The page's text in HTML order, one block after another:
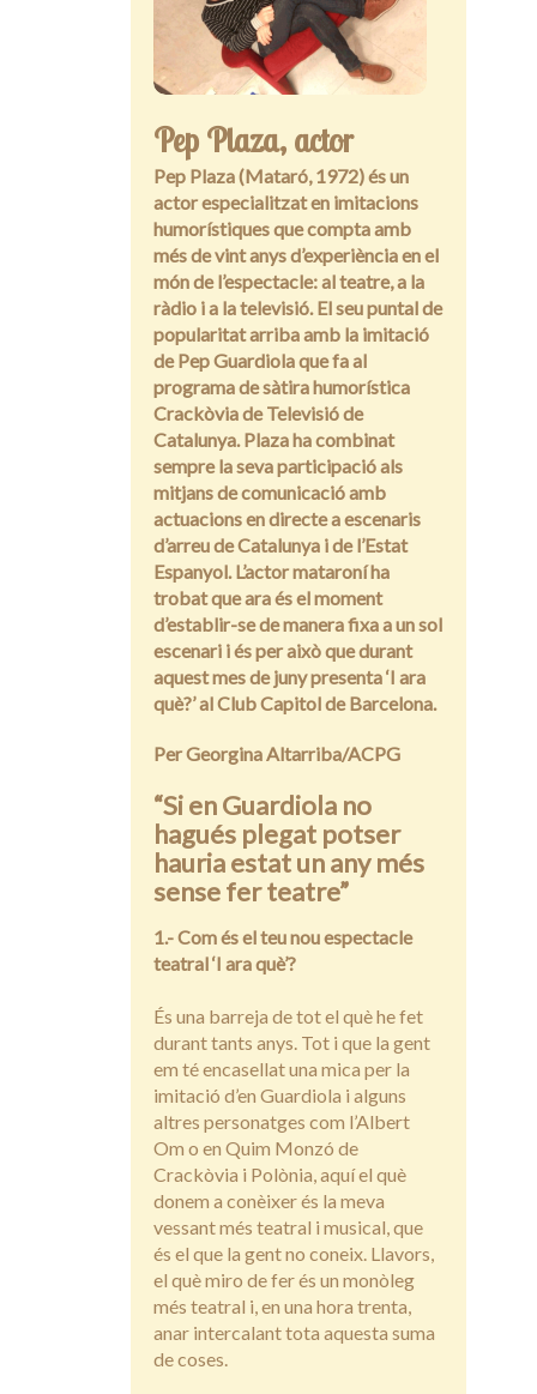
Entrevistes
Pep Plaza, actor
Pep Plaza (Mataró, 1972) és un
actor especialitzat en imitacions
humorístiques que compta amb
més de vint anys d’experiència en el
món de l’espectacle: al teatre, a la
ràdio i a la televisió. El seu puntal de
popularitat arriba amb la imitació
de Pep Guardiola que fa al
programa de sàtira humorística
Crackòvia de Televisió de
Catalunya. Plaza ha combinat
sempre la seva participació als
mitjans de comunicació amb
actuacions en directe a escenaris
d’arreu de Catalunya i de l’Estat
Espanyol. L’actor mataroní ha
trobat que ara és el moment
d’establir-se de manera fixa a un sol
escenari i és per això que durant
aquest mes de juny presenta ‘I ara
què?’ al Club Capitol de Barcelona.
Per Georgina Altarriba/ACPG
“Si en Guardiola no
hagués plegat potser
hauria estat un any més
sense fer teatre”
1.- Com és el teu nou espectacle
teatral ‘I ara què’?
És una barreja de tot el què he fet
durant tants anys. Tot i que la gent
em té encasellat una mica per la
imitació d’en Guardiola i alguns
altres personatges com l’Albert
Om o en Quim Monzó de
Crackòvia i Polònia, aquí el què
donem a conèixer és la meva
vessant més teatral i musical, que
és el que la gent no coneix. Llavors,
el què miro de fer és un monòleg
més teatral i, en una hora trenta,
anar intercalant tota aquesta suma
de coses.